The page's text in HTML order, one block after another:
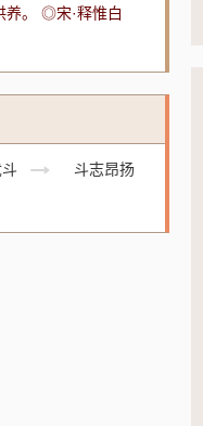
养。 ◎宋·释惟白
斗志昂扬